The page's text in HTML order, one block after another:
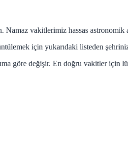
vakitlerimiz hassas astronomik
için yukarıdaki listeden
göre değişir. En doğru vakitler için